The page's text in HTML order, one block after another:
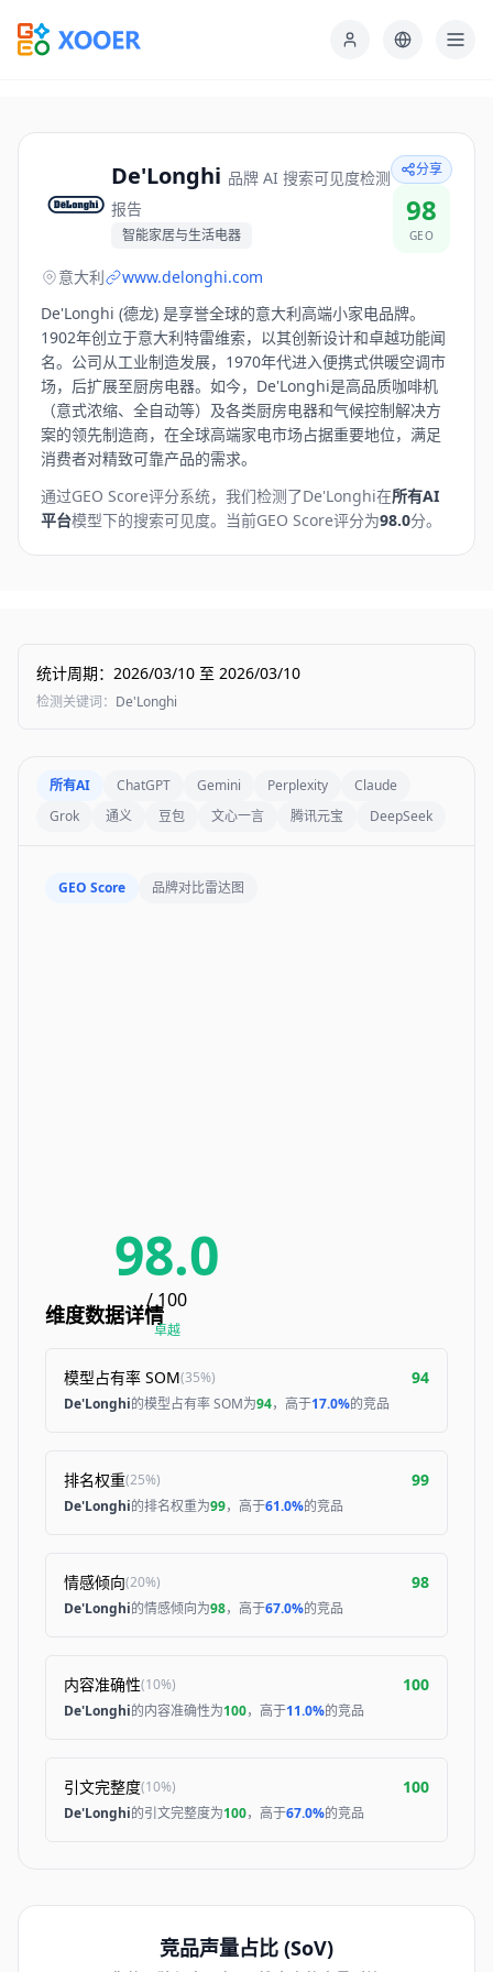
De'Longhi 品牌 AI 搜索可见度检测
报告
智能家居与生活电器
分享
98
GEO
意大利
www.delonghi.com
De'Longhi (德龙) 是享誉全球的意大利高端小家电品牌。
1902年创立于意大利特雷维索，以其创新设计和卓越功能闻
名。公司从工业制造发展，1970年代进入便携式供暖空调市
场，后扩展至厨房电器。如今，De'Longhi是高品质咖啡机
（意式浓缩、全自动等）及各类厨房电器和气候控制解决方
案的领先制造商，在全球高端家电市场占据重要地位，满足
消费者对精致可靠产品的需求。
通过GEO Score评分系统，我们检测了De'Longhi在所有AI
平台模型下的搜索可见度。 当前GEO Score评分为98.0分。
统计周期： 2026/03/10 至 2026/03/10
检测关键词： De'Longhi
所有AI ChatGPT Gemini Perplexity
Claude
Grok
通义 豆包 文心一言 腾讯元宝 DeepSeek
GEO Score 品牌对比雷达图
98.0
/ 100
卓越
维度数据详情
模型占有率 SOM(35%) 94
De'Longhi的模型占有率 SOM为94，高于17.0%的竞品
排名权重(25%) 99
De'Longhi的排名权重为99，高于61.0%的竞品
情感倾向(20%) 98
De'Longhi的情感倾向为98，高于67.0%的竞品
内容准确性(10%) 100
De'Longhi的内容准确性为100，高于11.0%的竞品
引文完整度(10%) 100
De'Longhi的引文完整度为100，高于67.0%的竞品
竞品声量占比 (SoV)